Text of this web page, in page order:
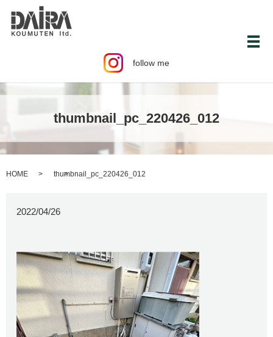
follow me
メ
thumbnail_pc_220426_012
HOME thumbnail_pc_220426_012
2022/04/26